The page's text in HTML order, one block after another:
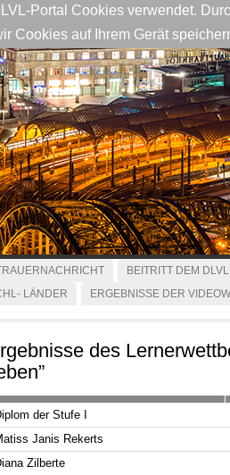
Portal Cookies verwendet.
Cookies auf Ihrem Gerät
BEITRITT DEM DLVL
LÄNDER ERGEBNISSE DER
des
der Stufe I
Janis Rekerts
Zilberte